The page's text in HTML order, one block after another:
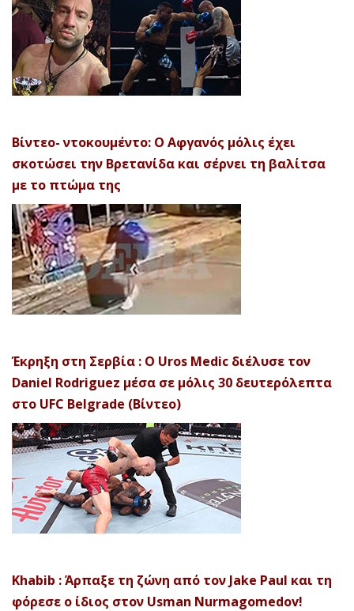
Βίντεο- ντοκουμέντο: Ο Αφγανός μόλις έχει
σκοτώσει την Βρετανίδα και σέρνει τη βαλίτσα
με το πτώμα της
Έκρηξη στη Σερβία : Ο Uros Medic διέλυσε τον
Daniel Rodriguez μέσα σε μόλις 30 δευτερόλεπτα
στο UFC Belgrade (Βίντεο)
Khabib : Άρπαξε τη ζώνη από τον Jake Paul και τη
φόρεσε ο ίδιος στον Usman Nurmagomedov!